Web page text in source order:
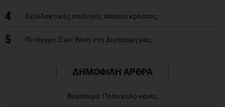
4 Εναλλακτικές επιλογές άπαχου κρέατος;
5 Πιτόγυρο: Έχει θέση στη Διατροφή μας;
ΔΗΜΟΦΙΛΗ ΑΡΘΡΑ
Φαγόπυρο: Πόσο καλό κάνει;